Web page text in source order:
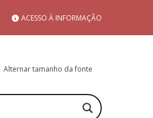
ACESSO À INFORMAÇÃO
Alternar tamanho da fonte